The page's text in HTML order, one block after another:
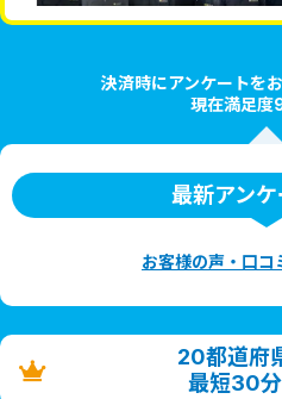
決済時にアンケートを
現在満足度
最新アン
お客様の声・口コ
20都道府
最短30